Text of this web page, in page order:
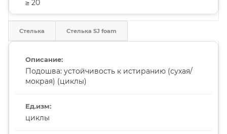
≥ 20
Стелька Стелька SJ foam
Подошва: устойчивость к истиранию (сухая/
мокрая) (циклы)
циклы